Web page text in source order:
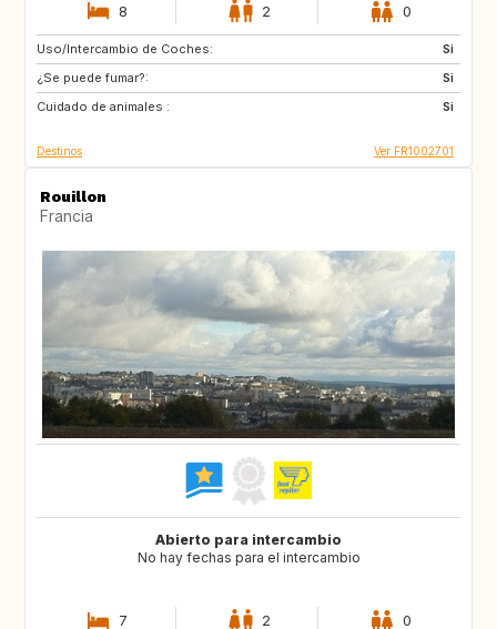
8 2 0
Uso/Intercambio de Coches:
Si
¿Se puede fumar?:
Si
Cuidado de animales :
Si
CA
Destinos Ver FR1002701
Rouillon
Francia
Abierto para intercambio
No hay fechas para el intercambio
7 2 0